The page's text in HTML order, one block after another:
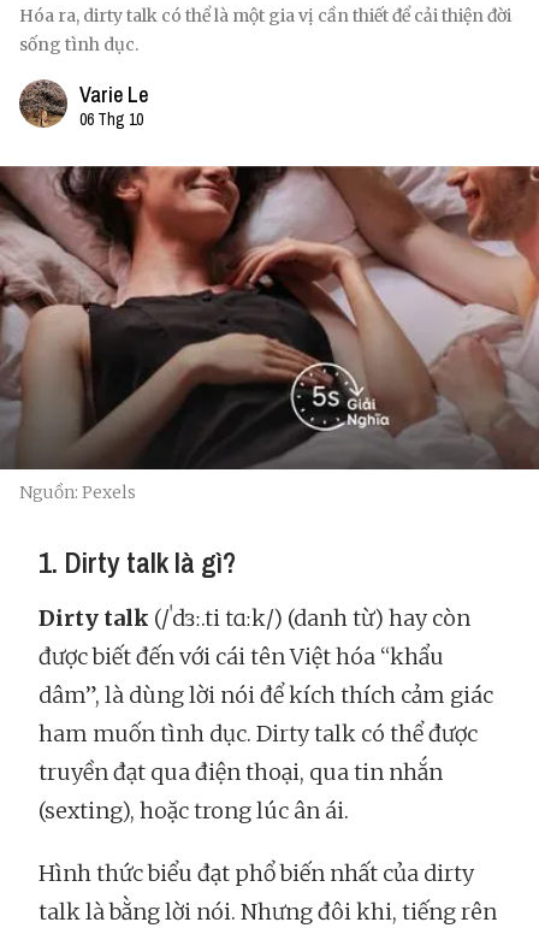
Hóa ra, dirty talk có thể là một gia vị cần thiết để cải thiện đời
sống tình dục.
Varie Le
06 Thg 10
Nguồn: Pexels
1. Dirty talk là gì?
Dirty talk (/ˈdɜː.ti tɑːk/) (danh từ) hay còn
được biết đến với cái tên Việt hóa “khẩu
dâm”, là dùng lời nói để kích thích cảm giác
ham muốn tình dục. Dirty talk có thể được
truyền đạt qua điện thoại, qua tin nhắn
(sexting), hoặc trong lúc ân ái.
Hình thức biểu đạt phổ biến nhất của dirty
talk là bằng lời nói. Nhưng đôi khi, tiếng rên